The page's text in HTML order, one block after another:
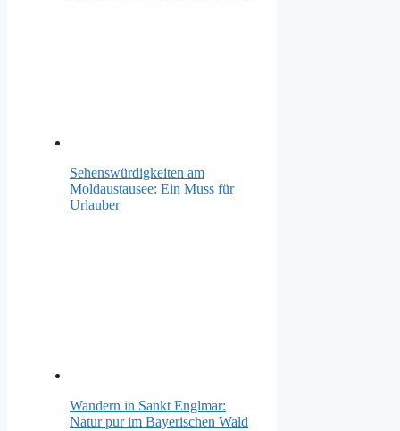
Sehenswürdigkeiten am
Moldaustausee: Ein Muss für
Urlauber
Wandern in Sankt Englmar:
Natur pur im Bayerischen Wald